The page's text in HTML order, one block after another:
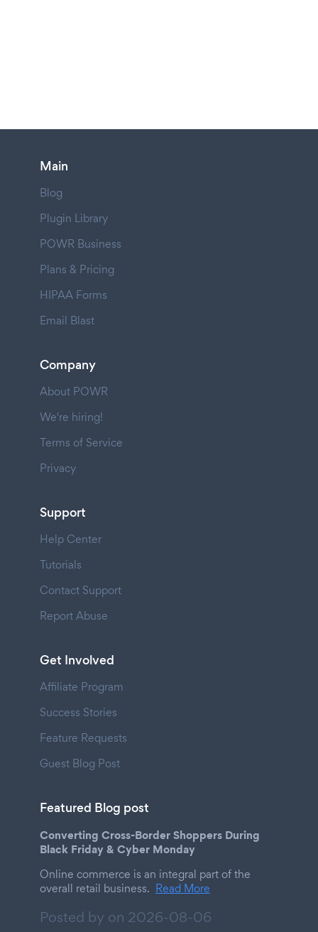
Main
Blog
Plugin Library
POWR Business
Plans & Pricing
HIPAA Forms
Email Blast
Company
About POWR
We're hiring!
Terms of Service
Privacy
Support
Help Center
Tutorials
Contact Support
Report Abuse
Get Involved
Affiliate Program
Success Stories
Feature Requests
Guest Blog Post
Featured Blog post
Converting Cross-Border Shoppers During
Black Friday & Cyber Monday
Online commerce is an integral part of the
overall retail business. Read More
Posted by on 2026-08-06